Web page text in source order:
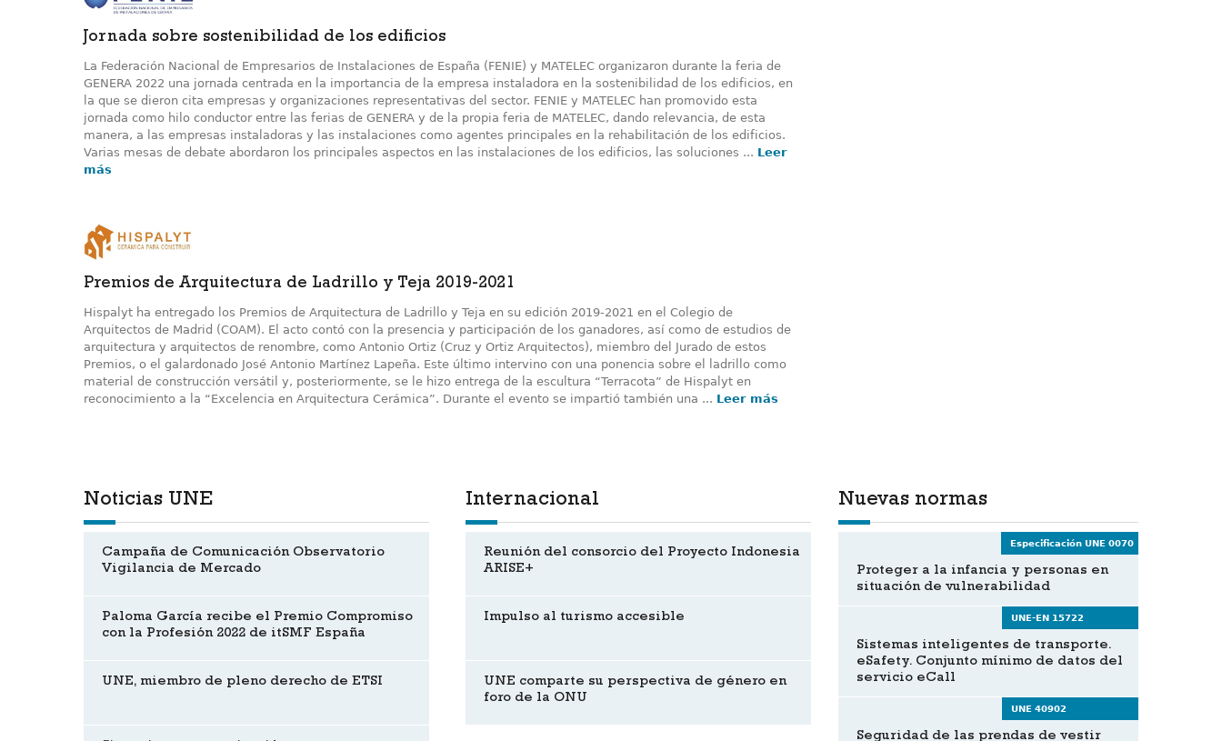
Jornada sobre sostenibilidad de los edificios
La Federación Nacional de Empresarios de Instalaciones de España (FENIE) y MATELEC organizaron durante la feria de
GENERA 2022 una jornada centrada en la importancia de la empresa instaladora en la sostenibilidad de los edificios, en
la que se dieron cita empresas y organizaciones representativas del sector. FENIE y MATELEC han promovido esta
jornada como hilo conductor entre las ferias de GENERA y de la propia feria de MATELEC, dando relevancia, de esta
manera, a las empresas instaladoras y las instalaciones como agentes principales en la rehabilitación de los edificios.
Varias mesas de debate abordaron los principales aspectos en las instalaciones de los edificios, las soluciones ... Leer
más
Premios de Arquitectura de Ladrillo y Teja 2019-2021
Hispalyt ha entregado los Premios de Arquitectura de Ladrillo y Teja en su edición 2019-2021 en el Colegio de
Arquitectos de Madrid (COAM). El acto contó con la presencia y participación de los ganadores, así como de estudios de
arquitectura y arquitectos de renombre, como Antonio Ortiz (Cruz y Ortiz Arquitectos), miembro del Jurado de estos
Premios, o el galardonado José Antonio Martínez Lapeña. Este último intervino con una ponencia sobre el ladrillo como
material de construcción versátil y, posteriormente, se le hizo entrega de la escultura “Terracota” de Hispalyt en
reconocimiento a la “Excelencia en Arquitectura Cerámica”. Durante el evento se impartió también una ... Leer más
Nuevas normas
Especificación UNE 0070
Proteger a la infancia y personas en
situación de vulnerabilidad
UNE-EN 15722
Sistemas inteligentes de transporte.
eSafety. Conjunto mínimo de datos del
servicio eCall
UNE 40902
Seguridad de las prendas de vestir
Noticias UNE
Campaña de Comunicación Observatorio
Vigilancia de Mercado
Paloma García recibe el Premio Compromiso
con la Profesión 2022 de itSMF España
UNE, miembro de pleno derecho de ETSI
Internacional
Reunión del consorcio del Proyecto Indonesia
ARISE+
Impulso al turismo accesible
UNE comparte su perspectiva de género en
foro de la ONU